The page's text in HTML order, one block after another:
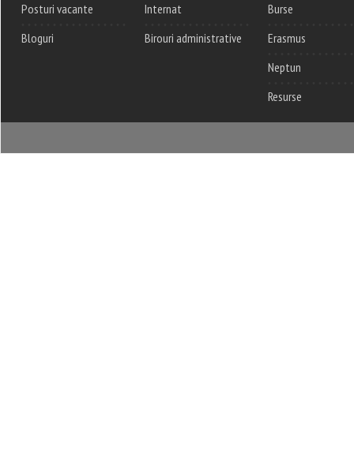
Posturi vacante
Bloguri
Internat
Birouri administrative
Burse
Erasmus
Neptun
Resurse